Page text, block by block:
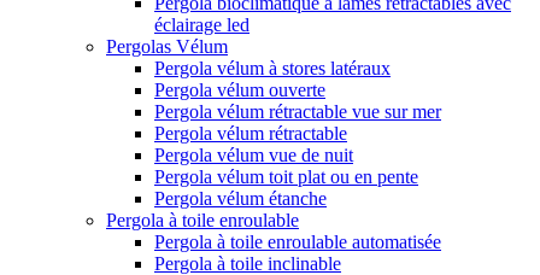
éclairage led
Pergolas Vélum
Pergola vélum à stores latéraux
Pergola vélum ouverte
Pergola vélum rétractable vue sur mer
Pergola vélum rétractable
Pergola vélum vue de nuit
Pergola vélum toit plat ou en pente
Pergola vélum étanche
Pergola à toile enroulable
Pergola à toile enroulable automatisée
Pergola à toile inclinable